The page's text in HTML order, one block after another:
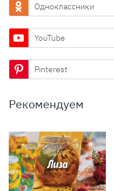
Одноклассники
YouTube
Pinterest
Рекомендуем